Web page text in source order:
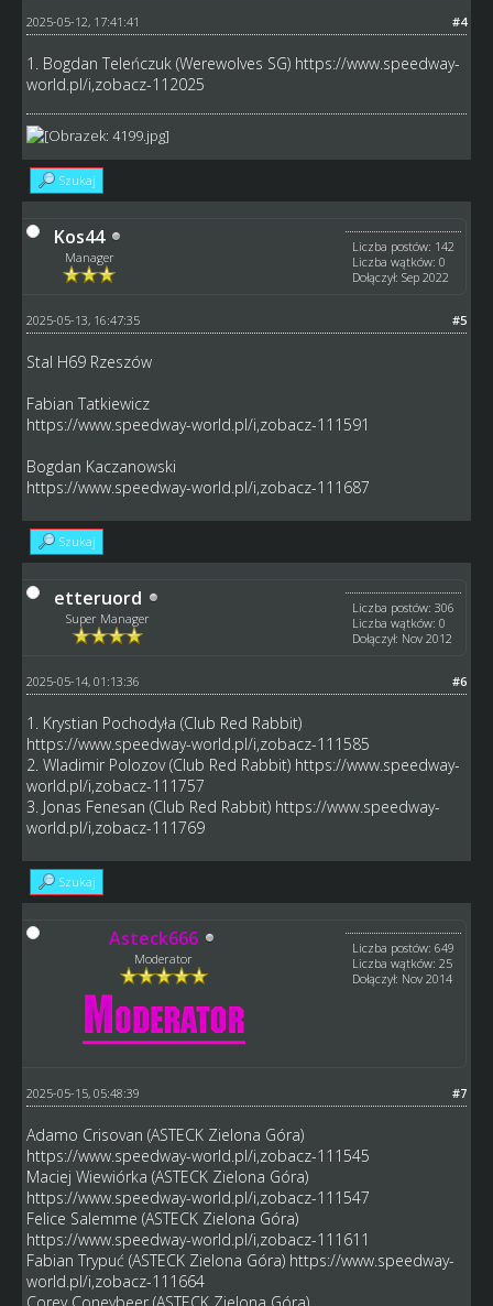
#4
2025-05-12, 17:41:41
1. Bogdan Teleńczuk (Werewolves SG) https://www.speedway-
world.pl/i,zobacz-112025
Szukaj
Kos44
Manager
Liczba postów: 142
Liczba wątków: 0
Dołączył: Sep 2022
#5
2025-05-13, 16:47:35
Stal H69 Rzeszów
Fabian Tatkiewicz
https://www.speedway-world.pl/i,zobacz-111591
Bogdan Kaczanowski
https://www.speedway-world.pl/i,zobacz-111687
Szukaj
etteruord
Super Manager
Liczba postów: 306
Liczba wątków: 0
Dołączył: Nov 2012
#6
2025-05-14, 01:13:36
1. Krystian Pochodyła (Club Red Rabbit)
https://www.speedway-world.pl/i,zobacz-111585
2. Wladimir Polozov (Club Red Rabbit) https://www.speedway-
world.pl/i,zobacz-111757
3. Jonas Fenesan (Club Red Rabbit) https://www.speedway-
world.pl/i,zobacz-111769
Szukaj
Asteck666
Moderator
Liczba postów: 649
Liczba wątków: 25
Dołączył: Nov 2014
#7
2025-05-15, 05:48:39
Adamo Crisovan (ASTECK Zielona Góra)
https://www.speedway-world.pl/i,zobacz-111545
Maciej Wiewiórka (ASTECK Zielona Góra)
https://www.speedway-world.pl/i,zobacz-111547
Felice Salemme (ASTECK Zielona Góra)
https://www.speedway-world.pl/i,zobacz-111611
Fabian Trypuć (ASTECK Zielona Góra) https://www.speedway-
world.pl/i,zobacz-111664